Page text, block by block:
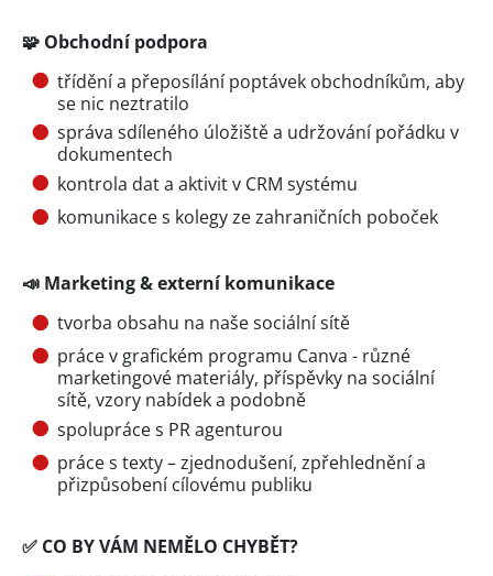
🧩 Obchodní podpora
třídění a přeposílání poptávek obchodníkům, aby
se nic neztratilo
správa sdíleného úložiště a udržování pořádku v
dokumentech
kontrola dat a aktivit v CRM systému
komunikace s kolegy ze zahraničních poboček
📣 Marketing & externí komunikace
tvorba obsahu na naše sociální sítě
práce v grafickém programu Canva - různé
marketingové materiály, příspěvky na sociální
sítě, vzory nabídek a podobně
spolupráce s PR agenturou
práce s texty – zjednodušení, zpřehlednění a
přizpůsobení cílovému publiku
✅ CO BY VÁM NEMĚLO CHYBĚT?